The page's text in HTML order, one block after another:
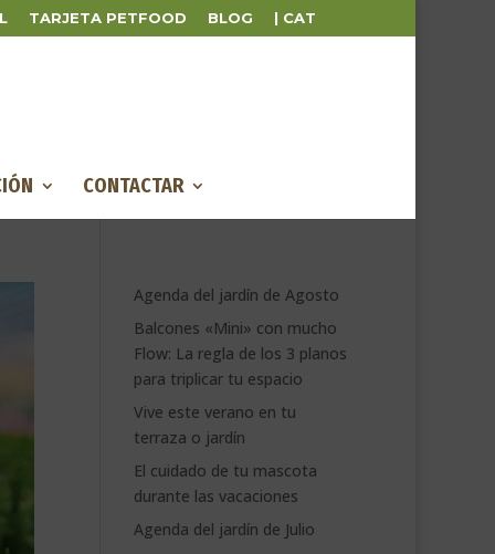
TARJETA PETFOOD BLOG | CAT
CONTACTAR
Agenda del jardín de Agosto
Balcones «Mini» con mucho
Flow: La regla de los 3 planos
para triplicar tu espacio
Vive este verano en tu
terraza o jardín
El cuidado de tu mascota
durante las vacaciones
Agenda del jardín de Julio